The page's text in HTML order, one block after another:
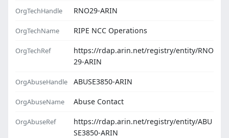
OrgTechHandle RNO29-ARIN
OrgTechName RIPE NCC Operations
OrgTechRef
https://rdap.arin.net/registry/entity/RNO
29-ARIN
OrgAbuseHandle ABUSE3850-ARIN
OrgAbuseName Abuse Contact
OrgAbuseRef
https://rdap.arin.net/registry/entity/ABU
SE3850-ARIN